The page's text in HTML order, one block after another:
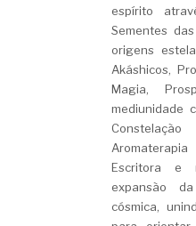
espírito
Sementes
origens
Akáshicos,
Magia,
mediunidade
Escritora e
expansão
cósmica,